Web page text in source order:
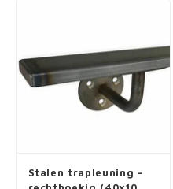
Stalen trapleuning -